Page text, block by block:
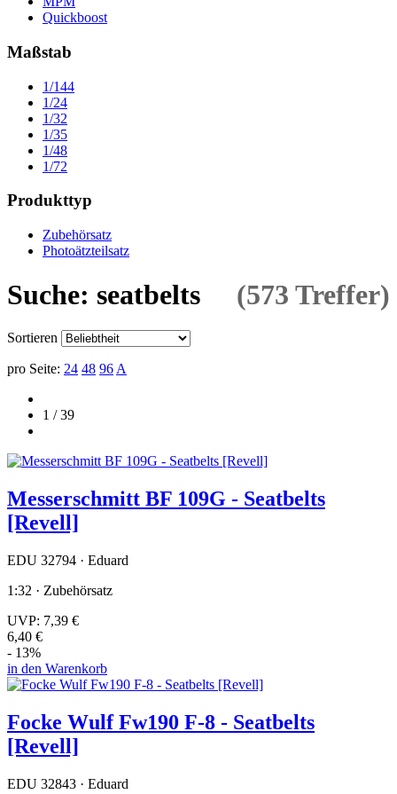
Quickboost
Maßstab
1/144
1/24
1/32
1/35
1/48
1/72
Produkttyp
Zubehörsatz
Photoätzteilsatz
Suche: seatbelts (573 Treffer)
Sortieren
pro Seite: 24 48 96 A
1 / 39
Messerschmitt BF 109G - Seatbelts
[Revell]
EDU 32794 · Eduard
1:32 · Zubehörsatz
UVP: 7,39 €
6,40 €
- 13%
in den Warenkorb
Focke Wulf Fw190 F-8 - Seatbelts
[Revell]
EDU 32843 · Eduard